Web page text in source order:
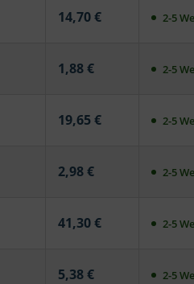
14,70 € 2-5
1,88 € 2-5
19,65 € 2-5
2,98 € 2-5
41,30 € 2-5
5,38 € 2-5